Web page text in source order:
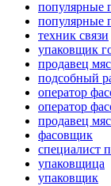
популярные
популярные
техник связи
упаковщик
продавец
подсобный
оператор
оператор
продавец
фасовщик
специалист
упаковщица
упаковщик